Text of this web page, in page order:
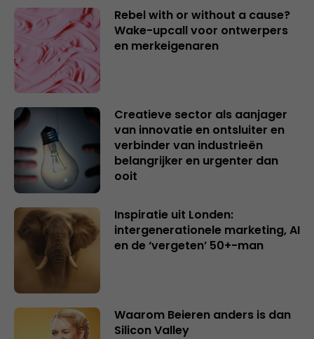
Rebel with or without a cause?
Wake-upcall voor ontwerpers
en merkeigenaren
Creatieve sector als aanjager
van innovatie en ontsluiter en
verbinder van industrieën
belangrijker en urgenter dan
ooit
Inspiratie uit Londen:
intergenerationele marketing, AI
en de ‘vergeten’ 50+-man
Waarom Beieren anders is dan
Silicon Valley